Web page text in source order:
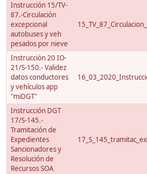
Instrucción 15/TV-
87.-Circulación
excepcional
autobuses y veh
pesados por nieve
Instrucción 20 IO-
21/S-150.- Validez
datos conductores
y vehículos app
"miDGT"
Instrucción DGT
17/S-145.-
Tramitación de
Expedientes
Sancionadores y
Resolución de
Recursos SOA